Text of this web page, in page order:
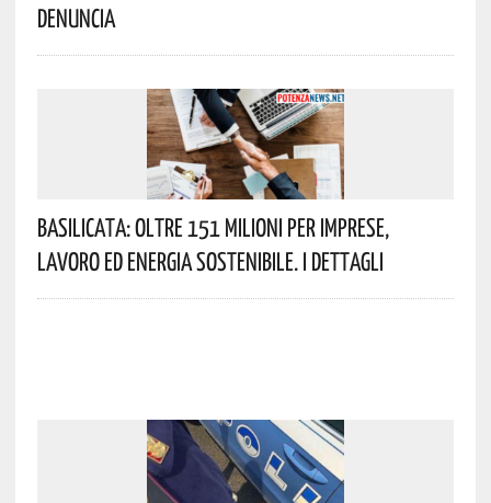
Denuncia
Basilicata: Oltre 151 Milioni Per Imprese,
Lavoro Ed Energia Sostenibile. I Dettagli